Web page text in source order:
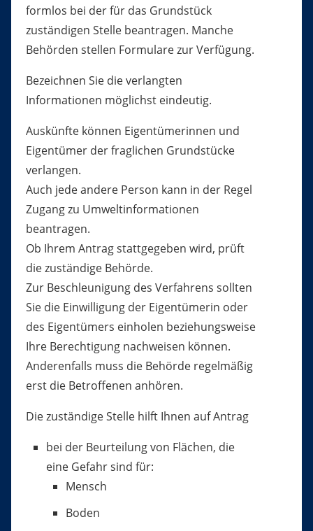
formlos bei der für das Grundstück
zuständigen Stelle beantragen. Manche
Behörden stellen Formulare zur Verfügung.
Bezeichnen Sie die verlangten
Informationen möglichst eindeutig.
Auskünfte können Eigentümerinnen und
Eigentümer der fraglichen Grundstücke
verlangen.
Auch jede andere Person kann in der Regel
Zugang zu Umweltinformationen
beantragen.
Ob Ihrem Antrag stattgegeben wird, prüft
die zuständige Behörde.
Zur Beschleunigung des Verfahrens sollten
Sie die Einwilligung der Eigentümerin oder
des Eigentümers einholen beziehungsweise
Ihre Berechtigung nachweisen können.
Anderenfalls muss die Behörde regelmäßig
erst die Betroffenen anhören.
Die zuständige Stelle hilft Ihnen auf Antrag
bei der Beurteilung von Flächen, die
eine Gefahr sind für:
Mensch
Boden